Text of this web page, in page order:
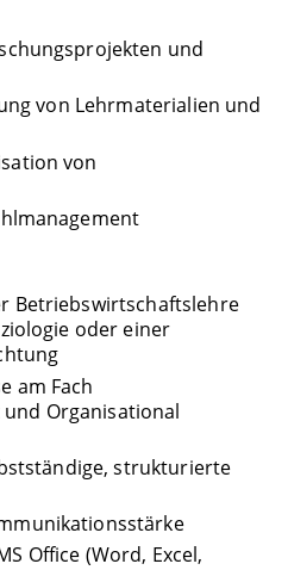
und
von Lehrmaterialien und
von
Betriebswirtschaftslehre
oder einer
am Fach
Organisational
strukturierte
Office (Word, Excel,